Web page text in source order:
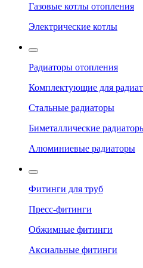
Газовые котлы отопления
Электрические котлы
Радиаторы отопления
Комплектующие для
Стальные радиаторы
Биметаллические
Алюминиевые радиаторы
Фитинги для труб
Пресс-фитинги
Обжимные фитинги
Аксиальные фитинги